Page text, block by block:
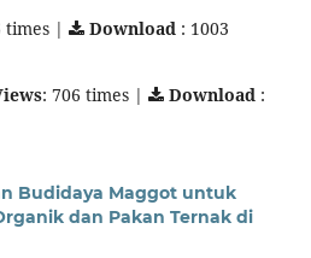
times | Download : 1003
: 706 times | Download :
Budidaya Maggot untuk
dan Pakan Ternak di